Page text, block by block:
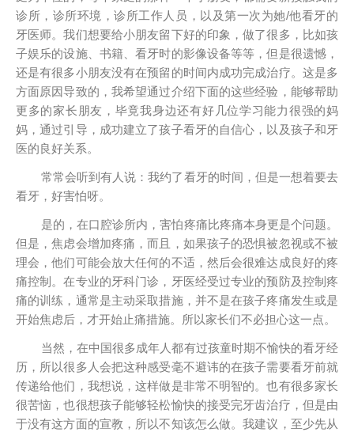
诊所，诊所环境，诊所工作人员，以及第一次为她/他看牙的
牙医师。我们想要给小朋友留下好的印象，做了很多，比如孩
子娱乐的设施、书籍、看牙时的影像设备等等，但是很遗憾，
还是有很多小朋友没有在预留的时间内成功完成治疗。这是多
方面原因导致的，我希望通过介绍下面的这些经验，能够帮助
更多的家长朋友，毕竟我身边还有好几位学习能力很强的妈
妈，通过引导，成功建立了孩子看牙的自信心，以及孩子和牙
医的良好关系。
常常会听到有人说：我约了看牙的时间，但是一想着要去
看牙，好害怕呀。
是的，在口腔诊所内，害怕疼痛比疼痛本身更是个问题。
但是，焦虑会增加疼痛，而且，如果孩子的恐惧被忽视或不被
理会，他们可能会放大任何的不适，然后会很难达成良好的疼
痛控制。在专业的牙科门诊，牙医经受过专业的预防及控制疼
痛的训练，通常是主动采取措施，并不是在孩子疼痛发生或是
开始焦虑后，才开始止痛措施。所以家长们不必担心这一点。
当然，在中国很多成年人都有过孩童时期不愉快的看牙经
历，所以很多人会把这种感受毫不避讳的在孩子需要看牙前就
传递给他们，我想说，这样做是非常不明智的。也有很多家长
很苦恼，也很想孩子能够轻松愉快的接受完牙齿治疗，但是由
于没有这方面的宣教，所以不知该怎么做。我建议，至少先从